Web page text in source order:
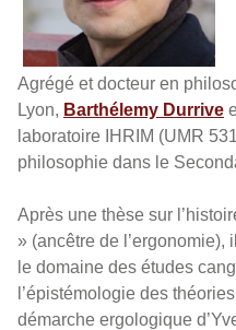
Agrégé et docteur en
Lyon, Barthélemy Durrive
laboratoire IHRIM (UMR
philosophie dans le
Après une thèse sur
» (ancêtre de
le domaine des études
l’épistémologie des
démarche ergologique